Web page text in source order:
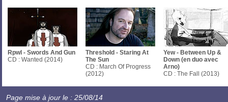
Rpwl - Swords And Gun
CD : Wanted (2014)
Threshold - Staring At
The Sun
CD : March Of Progress
(2012)
Yew - Between Up &
Down (en duo avec
Arno)
CD : The Fall (2013)
Page mise à jour le : 25/08/14